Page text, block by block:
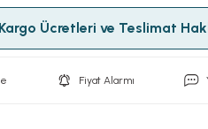
Kargo Ücretleri ve Teslimat
Fiyat Alarmı